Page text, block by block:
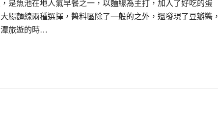
是魚池在地人氣早餐之一，以麵線為主打，加入了好吃的蛋
腸麵線兩種選擇，醬料區除了一般的之外，還發現了豆瓣醬，
潭旅遊的時…